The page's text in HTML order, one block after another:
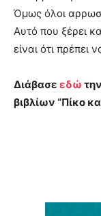
Όμως όλοι
Αυτό που ξέρει
είναι ότι πρέπει
Διάβασε εδώ
βιβλίων “Πίκο